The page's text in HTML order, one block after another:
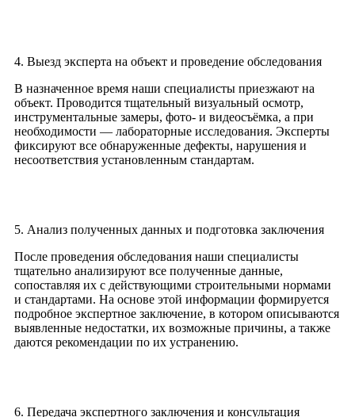
4. Выезд эксперта на объект и проведение обследования
В назначенное время наши специалисты приезжают на
объект. Проводится тщательный визуальный осмотр,
инструментальные замеры, фото- и видеосъёмка, а при
необходимости — лабораторные исследования. Эксперты
фиксируют все обнаруженные дефекты, нарушения и
несоответствия установленным стандартам.
5. Анализ полученных данных и подготовка заключения
После проведения обследования наши специалисты
тщательно анализируют все полученные данные,
сопоставляя их с действующими строительными нормами
и стандартами. На основе этой информации формируется
подробное экспертное заключение, в котором описываются
выявленные недостатки, их возможные причины, а также
даются рекомендации по их устранению.
6. Передача экспертного заключения и консультация